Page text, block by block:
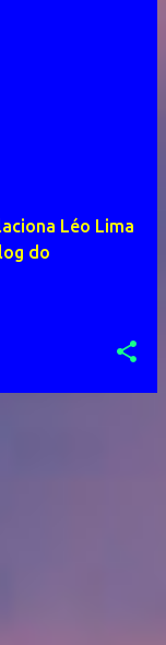
Léo Lima
do